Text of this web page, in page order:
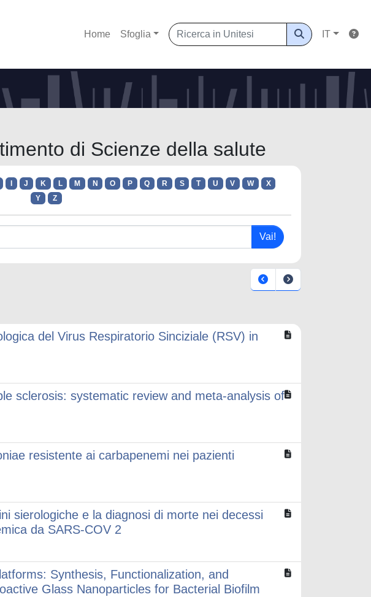
Home Sfoglia IT
di Scienze della salute
J K L M N O P Q R S T U V W
X
Y
Z
del Virus Respiratorio Sinciziale (RSV) in
sclerosis: systematic review and meta-analysis of
resistente ai carbapenemi nei pazienti
sierologiche e la diagnosi di morte nei decessi
da SARS-COV 2
Synthesis, Functionalization, and
Glass Nanoparticles for Bacterial Biofilm